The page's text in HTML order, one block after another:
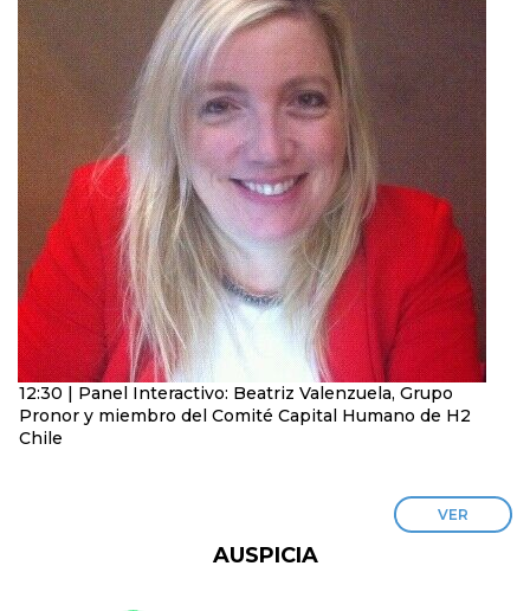
12:30 | Panel Interactivo: Beatriz Valenzuela, Grupo
Pronor y miembro del Comité Capital Humano de H2
Chile
VER
AUSPICIA